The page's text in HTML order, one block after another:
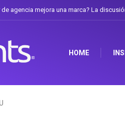
de agencia mejora una marca? La
HOME